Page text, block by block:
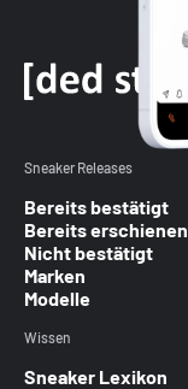
Sneaker Releases
Bereits bestätigt
Bereits erschienen
Nicht bestätigt
Marken
Modelle
Wissen
Sneaker Lexikon